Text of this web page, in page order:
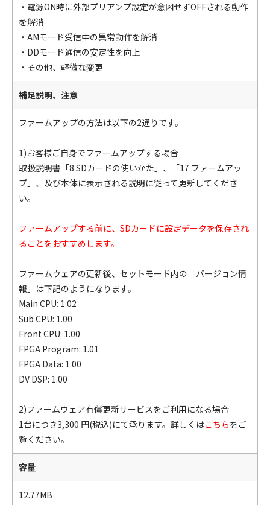
・電源ON時に外部プリアンプ設定が意図せずOFFされる動作
を解消
・AMモード受信中の異常動作を解消
・DDモード通信の安定性を向上
・その他、軽微な変更
補足説明、注意
ファームアップの方法は以下の2通りです。
1)お客様ご自身でファームアップする場合
取扱説明書「8 SDカードの使いかた」、「17 ファームアッ
プ」、及び本体に表示される説明に従って更新してくださ
い。
ファームアップする前に、SDカードに設定データを保存され
ることをおすすめします。
ファームウェアの更新後、セットモード内の「バージョン情
報」は下記のようになります。
Main CPU: 1.02
Sub CPU: 1.00
Front CPU: 1.00
FPGA Program: 1.01
FPGA Data: 1.00
DV DSP: 1.00
2)ファームウェア有償更新サービスをご利用になる場合
1台につき3,300 円(税込)にて承ります。詳しくはこちらをご
覧ください。
容量
12.77MB